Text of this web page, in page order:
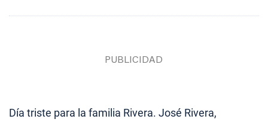
Día triste para la familia Rivera. José Rivera,